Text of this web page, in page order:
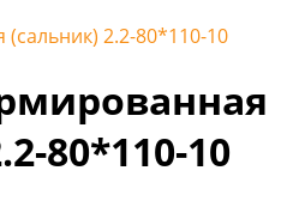
2.2-80*110-10
80*110-10